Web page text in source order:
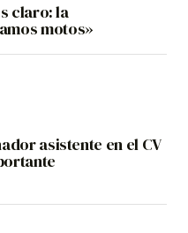
claro: la
motos»
asistente en el CV